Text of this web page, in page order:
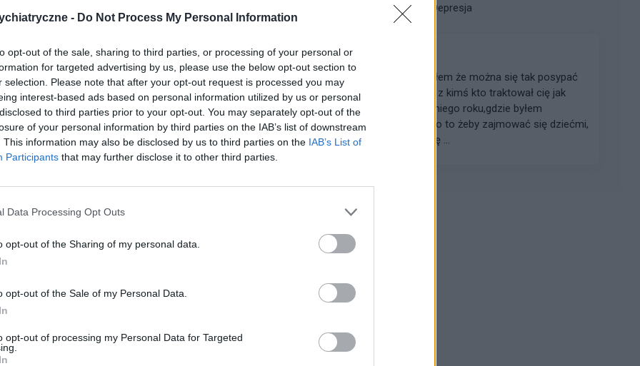
- Do Not Process My Personal Information
opt-out of the sale, sharing to third parties, or processing of your personal or
for targeted advertising by us, please use the below opt-out section to
selection. Please note that after your opt-out request is processed you may
interest-based ads based on personal information utilized by us or personal
to third parties prior to your opt-out. You may separately opt-out of the
of your personal information by third parties on the IAB’s list of downstream
This information may also be disclosed by us to third parties on the IAB’s List of
Participants that may further disclose it to other third parties.
Data Processing Opt Outs
opt-out of the Sharing of my personal data.
opt-out of the Sale of my Personal Data.
opt-out of processing my Personal Data for Targeted
ciągu dnia, często największe
depresję?
utrudniają codzienne funkcjonowanie,
aktywizacja chorego. Zanim zostanie
przyczyny organiczne dolegliwości.
, tak jak w typowej depresji.
Udostępnij go na Facebooku?
Forum:
Depresja
W życiu nie sądziłem że można się tak posypać
będąc w związku z kimś kto traktował cię jak
śmiecia od ostatniego roku,gdzie byłem
potrzebny tylko po to żeby zajmować się dziećmi,
dać pieniądze i się ...